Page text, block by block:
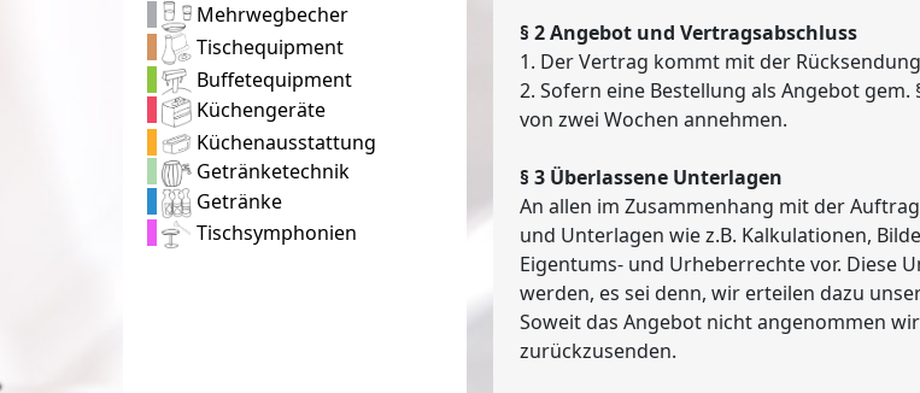
Mehrwegbecher
Tischequipment
Buffetequipment
Küchengeräte
Küchenausstattung
Getränketechnik
Getränke
Tischsymphonien
§ 2 Angebot und Vertragsabschluss
1. Der Vertrag kommt mit der
2. Sofern eine Bestellung als Angebot
von zwei Wochen annehmen.
§ 3 Überlassene Unterlagen
An allen im Zusammenhang mit der
und Unterlagen wie z.B. Kalkulationen,
Eigentums- und Urheberrechte vor. Diese
werden, es sei denn, wir erteilen dazu
Soweit das Angebot nicht angenommen
zurückzusenden.